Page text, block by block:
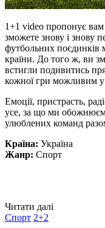
1+1 video пропонує вам
зможете знову і знову
футбольних
країни. До того ж, ви
встигли подивитись
кожної гри можливим у
Емоції, пристрасть,
усе, за що ми
улюблених команд
Країна: Україна
Жанр: Спорт
Читати далі
Спорт 2+2